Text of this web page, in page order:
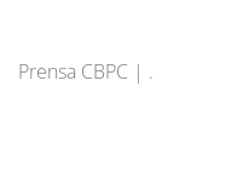
Prensa CBPC | .